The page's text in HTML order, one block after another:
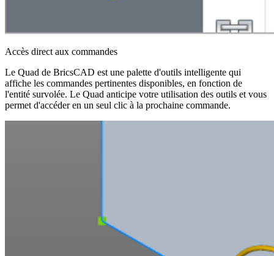
Accès direct aux commandes
Le Quad de BricsCAD est une palette d'outils intelligente qui
affiche les commandes pertinentes disponibles, en fonction de
l'entité survolée. Le Quad anticipe votre utilisation des outils et vous
permet d'accéder en un seul clic à la prochaine commande.